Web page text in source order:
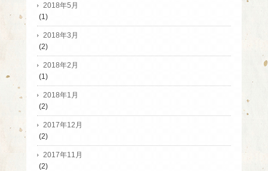
2018年5月
(1)
2018年3月
(2)
2018年2月
(1)
2018年1月
(2)
2017年12月
(2)
2017年11月
(2)